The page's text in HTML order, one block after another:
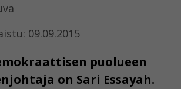
09.09.2015
puolueen
on Sari Essayah.